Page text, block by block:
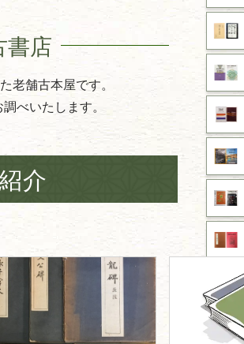
書店
老舗古本屋です。
べいたします。
介